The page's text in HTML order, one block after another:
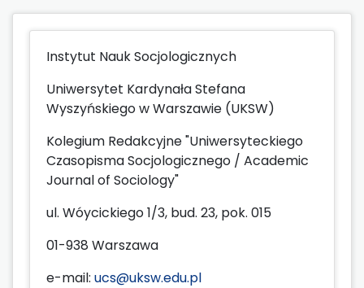
Instytut Nauk Socjologicznych
Uniwersytet Kardynała Stefana
Wyszyńskiego w Warszawie (UKSW)
Kolegium Redakcyjne "Uniwersyteckiego
Czasopisma Socjologicznego / Academic
Journal of Sociology"
ul. Wóycickiego 1/3, bud. 23, pok. 015
01-938 Warszawa
e-mail: ucs@uksw.edu.pl